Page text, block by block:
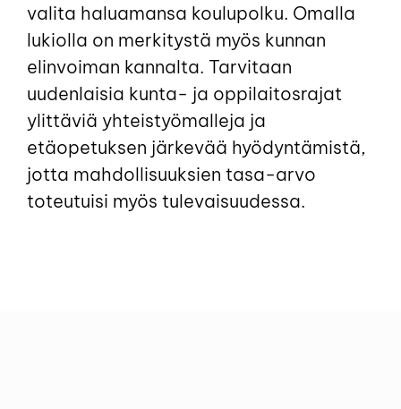
valita haluamansa koulupolku. Omalla
lukiolla on merkitystä myös kunnan
elinvoiman kannalta. Tarvitaan
uudenlaisia kunta- ja oppilaitosrajat
ylittäviä yhteistyömalleja ja
etäopetuksen järkevää hyödyntämistä,
jotta mahdollisuuksien tasa-arvo
toteutuisi myös tulevaisuudessa.